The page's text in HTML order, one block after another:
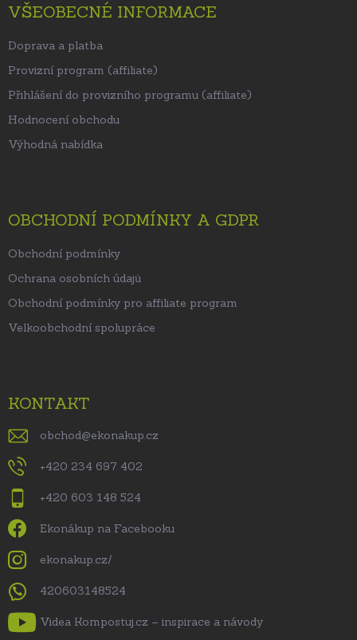
VŠEOBECNÉ INFORMACE
Doprava a platba
Provizní program (affiliate)
Přihlášení do provizního programu (affiliate)
Hodnocení obchodu
Výhodná nabídka
OBCHODNÍ PODMÍNKY A GDPR
Obchodní podmínky
Ochrana osobních údajů
Obchodní podmínky pro affiliate program
Velkoobchodní spolupráce
KONTAKT
obchod@ekonakup.cz
+420 234 697 402
+420 603 148 524
Ekonákup na Facebooku
ekonakup.cz/
420603148524
Videa Kompostuj.cz – inspirace a návody